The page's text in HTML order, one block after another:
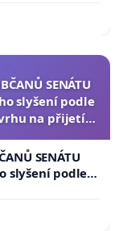
SENÁTU
slyšení podle
na přijetí
SENÁTU
slyšení podle §
přijetí